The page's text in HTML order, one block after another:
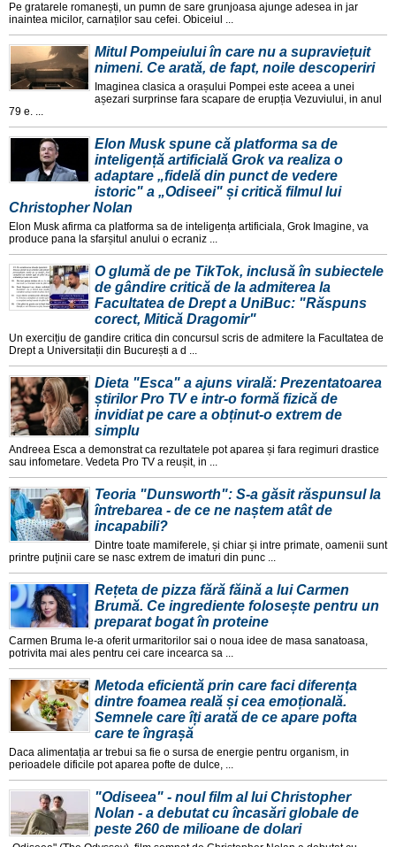
Pe gratarele romanești, un pumn de sare grunjoasa ajunge adesea in jar
inaintea micilor, carnaților sau cefei. Obiceiul ...
Mitul Pompeiului în care nu a supraviețuit
nimeni. Ce arată, de fapt, noile descoperiri
Imaginea clasica a orașului Pompei este aceea a unei
așezari surprinse fara scapare de erupția Vezuviului, in anul
79 e. ...
Elon Musk spune că platforma sa de
inteligență artificială Grok va realiza o
adaptare „fidelă din punct de vedere
istoric" a „Odiseei" și critică filmul lui
Christopher Nolan
Elon Musk afirma ca platforma sa de inteligența artificiala, Grok Imagine, va
produce pana la sfarșitul anului o ecraniz ...
O glumă de pe TikTok, inclusă în subiectele
de gândire critică de la admiterea la
Facultatea de Drept a UniBuc: "Răspuns
corect, Mitică Dragomir"
Un exercițiu de gandire critica din concursul scris de admitere la Facultatea de
Drept a Universitații din București a d ...
Dieta "Esca" a ajuns virală: Prezentatoarea
știrilor Pro TV e intr-o formă fizică de
invidiat pe care a obținut-o extrem de
simplu
Andreea Esca a demonstrat ca rezultatele pot aparea și fara regimuri drastice
sau infometare. Vedeta Pro TV a reușit, in ...
Teoria "Dunsworth": S-a găsit răspunsul la
întrebarea - de ce ne naștem atât de
incapabili?
Dintre toate mamiferele, și chiar și intre primate, oamenii sunt
printre puținii care se nasc extrem de imaturi din punc ...
Rețeta de pizza fără făină a lui Carmen
Brumă. Ce ingrediente folosește pentru un
preparat bogat în proteine
Carmen Bruma le-a oferit urmaritorilor sai o noua idee de masa sanatoasa,
potrivita mai ales pentru cei care incearca sa ...
Metoda eficientă prin care faci diferența
dintre foamea reală și cea emoțională.
Semnele care îți arată de ce apare pofta
care te îngrașă
Daca alimentația ar trebui sa fie o sursa de energie pentru organism, in
perioadele dificile pot aparea pofte de dulce, ...
"Odiseea" - noul film al lui Christopher
Nolan - a debutat cu încasări globale de
peste 260 de milioane de dolari